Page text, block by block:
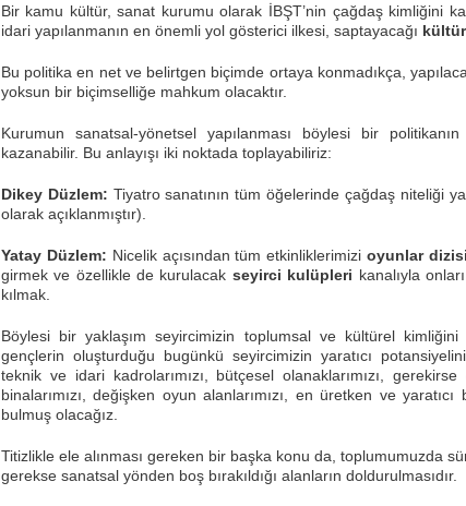
Bir kamu kültür, sanat kurumu olarak İBŞT’nin çağdaş kimliğini
idari yapılanmanın en önemli yol gösterici ilkesi, saptayacağı
Bu politika en net ve belirtgen biçimde ortaya konmadıkça,
yoksun bir biçimselliğe mahkum olacaktır.
Kurumun sanatsal-yönetsel yapılanması böylesi bir
kazanabilir. Bu anlayışı iki noktada toplayabiliriz:
Dikey Düzlem: Tiyatro sanatının tüm öğelerinde çağdaş niteliği
olarak açıklanmıştır).
Yatay Düzlem: Nicelik açısından tüm etkinliklerimizioyunlar dizisi
girmek ve özellikle de kurulacak seyirci kulüpleri kanalıyla
kılmak.
Böylesi bir yaklaşım seyircimizin toplumsal ve kültürel
gençlerin oluşturduğu bugünkü seyircimizin yaratıcı
teknik ve idari kadrolarımızı, bütçesel olanaklarımızı,
binalarımızı, değişken oyun alanlarımızı, en üretken ve
bulmuş olacağız.
Titizlikle ele alınması gereken bir başka konu da, toplumumuzda
gerekse sanatsal yönden boş bırakıldığı alanların doldurulmasıdır.